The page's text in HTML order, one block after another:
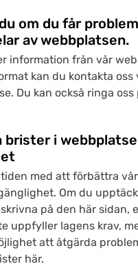
om du får
av webbplatsen.
information från vår
kan du kontakta oss
. Du kan också ringa oss
brister i
med att förbättra vår
Om du
på den här sidan,
uppfyller lagens krav,
att åtgärda
här.